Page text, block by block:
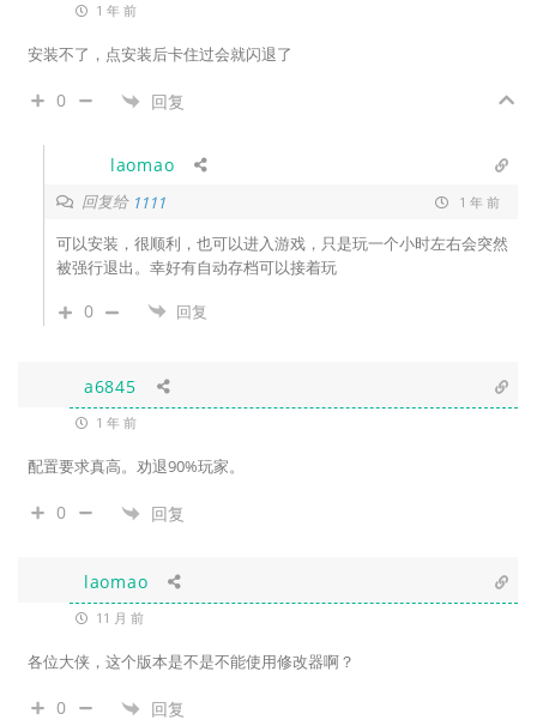
1 年 前
安装不了，点安装后卡住过会就闪退了
0 回复
laomao
回复给 1111 1 年 前
可以安装，很顺利，也可以进入游戏，只是玩一个小时左右会突然
被强行退出。幸好有自动存档可以接着玩
0 回复
a6845
1 年 前
配置要求真高。劝退90%玩家。
0 回复
laomao
11 月 前
各位大侠，这个版本是不是不能使用修改器啊？
0 回复